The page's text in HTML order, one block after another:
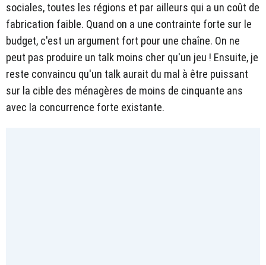
sociales, toutes les régions et par ailleurs qui a un coût de
fabrication faible. Quand on a une contrainte forte sur le
budget, c'est un argument fort pour une chaîne. On ne
peut pas produire un talk moins cher qu'un jeu ! Ensuite, je
reste convaincu qu'un talk aurait du mal à être puissant
sur la cible des ménagères de moins de cinquante ans
avec la concurrence forte existante.